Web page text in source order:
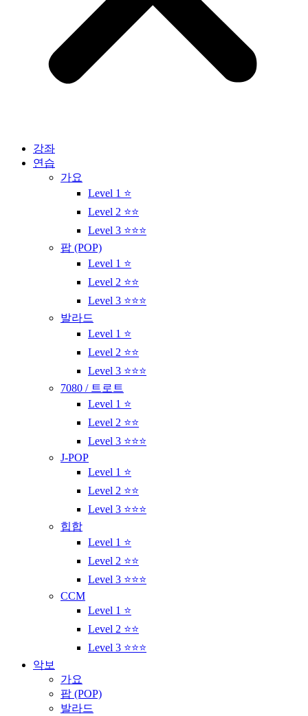
강좌
연습
가요
Level 1 ⭐
Level 2 ⭐⭐
Level 3 ⭐⭐⭐
팝 (POP)
Level 1 ⭐
Level 2 ⭐⭐
Level 3 ⭐⭐⭐
발라드
Level 1 ⭐
Level 2 ⭐⭐
Level 3 ⭐⭐⭐
7080 / 트로트
Level 1 ⭐
Level 2 ⭐⭐
Level 3 ⭐⭐⭐
J-POP
Level 1 ⭐
Level 2 ⭐⭐
Level 3 ⭐⭐⭐
힙합
Level 1 ⭐
Level 2 ⭐⭐
Level 3 ⭐⭐⭐
CCM
Level 1 ⭐
Level 2 ⭐⭐
Level 3 ⭐⭐⭐
악보
가요
팝 (POP)
발라드